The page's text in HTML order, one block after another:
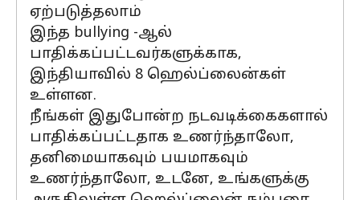
ஏற்படுத்தலாம்
இந்த bullying -ஆல்
பாதிக்கப்பட்டவர்களுக்காக,
இந்தியாவில் 8 ஹெல்ப்லைன்கள்
உள்ளன.
நீங்கள் இதுபோன்ற நடவடிக்கைகளால்
பாதிக்கப்பட்டதாக உணர்ந்தாலோ,
தனிமையாகவும் பயமாகவும்
உணர்ந்தாலோ, உடனே, உங்களுக்கு